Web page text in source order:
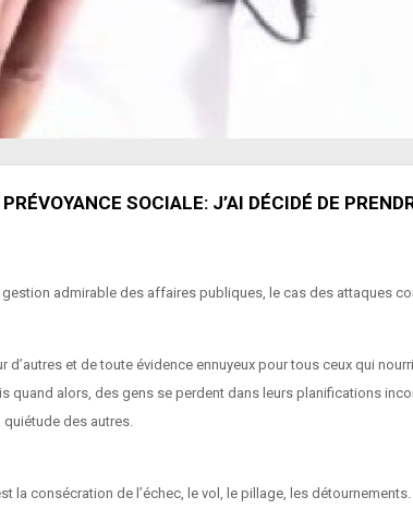
SOCIALE: J’AI DÉCIDÉ DE
admirable des affaires publiques, le cas des attaques
et de toute évidence ennuyeux pour tous ceux qui
quand alors, des gens se perdent dans leurs planifications
quiétude des autres.
la consécration de l’échec, le vol, le pillage, les